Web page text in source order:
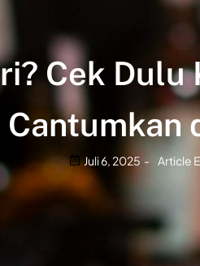
Cek Dulu
Cantumkan
Juli 6, 2025 - Article